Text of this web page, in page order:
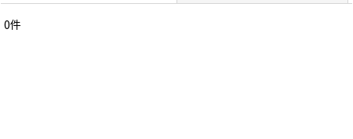
表示数
0件